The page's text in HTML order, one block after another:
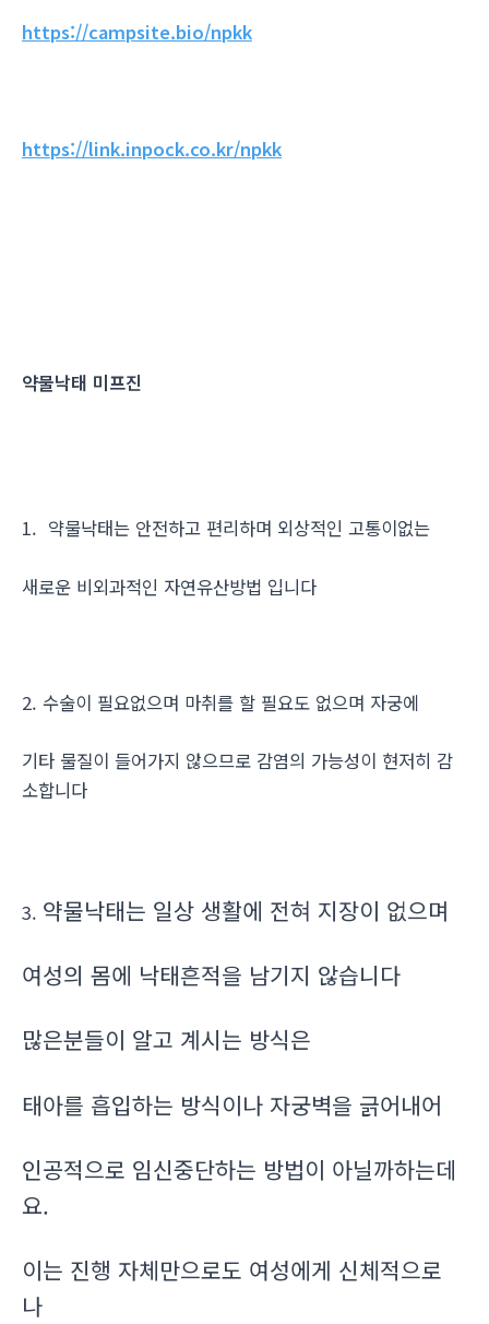
https://campsite.bio/npkk
https://link.inpock.co.kr/npkk
약물낙태 미프진
1. 약물낙태는 안전하고 편리하며 외상적인 고통이없는
새로운 비외과적인 자연유산방법 입니다
2. 수술이 필요없으며 마취를 할 필요도 없으며 자궁에
기타 물질이 들어가지 않으므로 감염의 가능성이 현저히 감
소합니다
3. 약물낙태는 일상 생활에 전혀 지장이 없으며
여성의 몸에 낙태흔적을 남기지 않습니다
많은분들이 알고 계시는 방식은
태아를 흡입하는 방식이나 자궁벽을 긁어내어
인공적으로 임신중단하는 방법이 아닐까하는데
요.
이는 진행 자체만으로도 여성에게 신체적으로
나